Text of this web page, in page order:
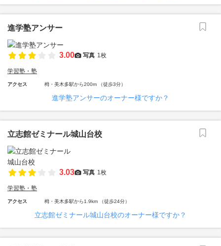
進学塾アンサー
3.00 写真 1枚
学習塾・塾
アクセス 栂・美木多駅から200m （徒歩3分）
進学塾アンサーのオーナー様ですか？
立志館ゼミナール城山台校
3.03 写真 1枚
学習塾・塾
アクセス 栂・美木多駅から1.9km （徒歩24分）
立志館ゼミナール城山台校のオーナー様ですか？